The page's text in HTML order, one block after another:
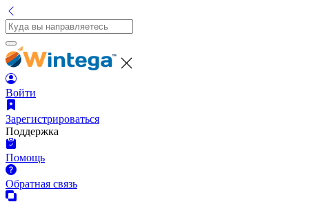
Войти
Зарегистрироваться
Поддержка
Помощь
Обратная связь